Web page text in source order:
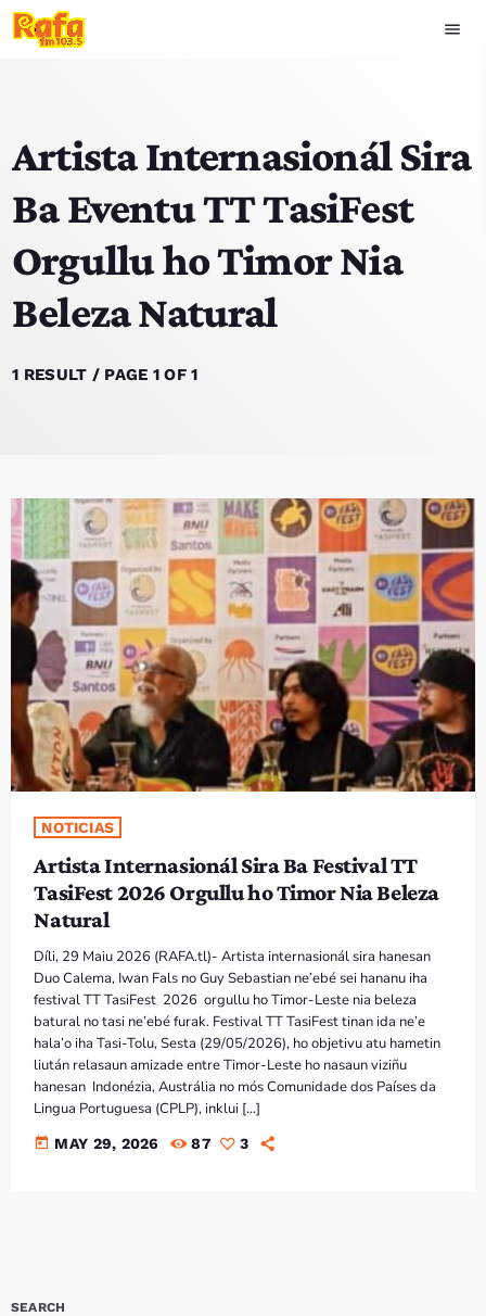
menu
play_arrow OUVIR RAFA
HOME
NOTISIA
EKIPA
PROGRAMA SIRA
VÍDEO SIRA
EVENTU SIRA
KONTAKTU SIRA
TÉTUM keyboard_arrow_down
TÉTUM
PORTUGUÊS
PRÓXIMOS PROGRAMAS
Bom dia RAFA
7:00 AM - 10:00 AM
Bom dia RAFA
7:00 AM - 9:00 AM
Artista Internasionál Sira
Ba Eventu TT TasiFest
Orgullu ho Timor Nia
Beleza Natural
1 RESULT / PAGE 1 OF 1
NOTICIAS
Artista Internasionál Sira Ba Festival TT
TasiFest 2026 Orgullu ho Timor Nia Beleza
Natural
Díli, 29 Maiu 2026 (RAFA.tl)- Artista internasionál sira hanesan
Duo Calema, Iwan Fals no Guy Sebastian ne’ebé sei hananu iha
festival TT TasiFest 2026 orgullu ho Timor-Leste nia beleza
batural no tasi ne’ebé furak. Festival TT TasiFest tinan ida ne’e
hala’o iha Tasi-Tolu, Sesta (29/05/2026), ho objetivu atu hametin
liután relasaun amizade entre Timor-Leste ho nasaun viziñu
hanesan Indonézia, Austrália no mós Comunidade dos Países da
Lingua Portuguesa (CPLP), inklui […]
today MAY 29, 2026 87 3
SEARCH